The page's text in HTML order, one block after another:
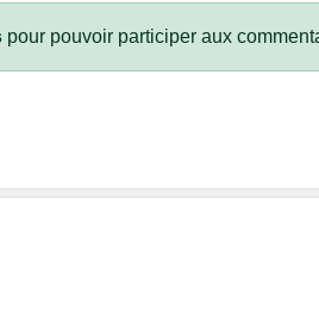
pour pouvoir participer aux